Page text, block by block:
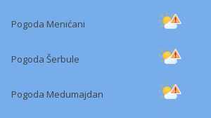
Pogoda Menićani
Pogoda Šerbule
Pogoda Medumajdan